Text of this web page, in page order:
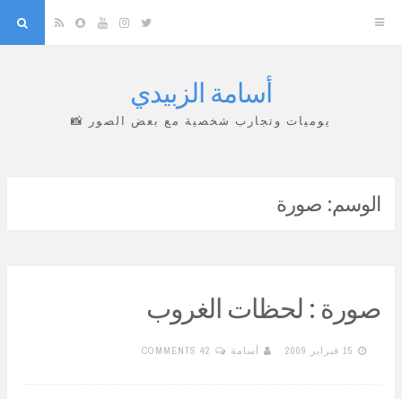
Twitter
Instagram
YouTube
Snapchat
RSS
أسامة الزبيدي
يوميات وتجارب شخصية مع بعض الصور 📸
الوسم: صورة
صورة : لحظات الغروب
15 فبراير 2009 أسامة 42 COMMENTS